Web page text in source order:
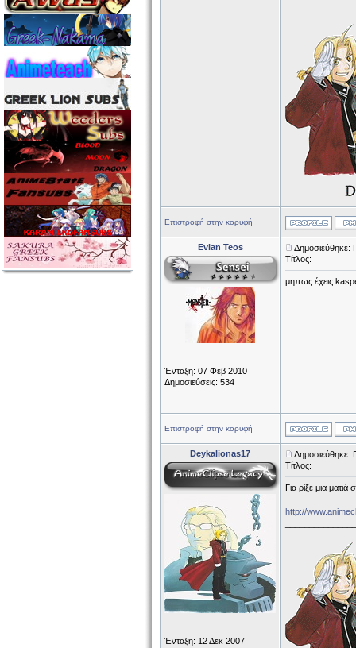
Επιστροφή στην κορυφή
Evian Teos
Ένταξη: 07 Φεβ 2010
Δημοσιεύσεις: 534
Δημοσιεύθηκε:
Τίτλος:
μηπως έχεις
Επιστροφή στην κορυφή
Deykalionas17
Ένταξη: 12 Δεκ 2007
Δημοσιεύθηκε:
Τίτλος:
Για ρίξε μια
http://